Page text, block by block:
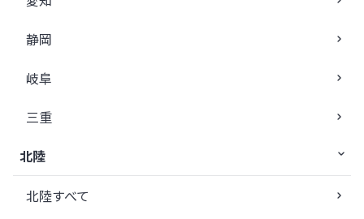
静岡
岐阜
三重
北陸
北陸すべて